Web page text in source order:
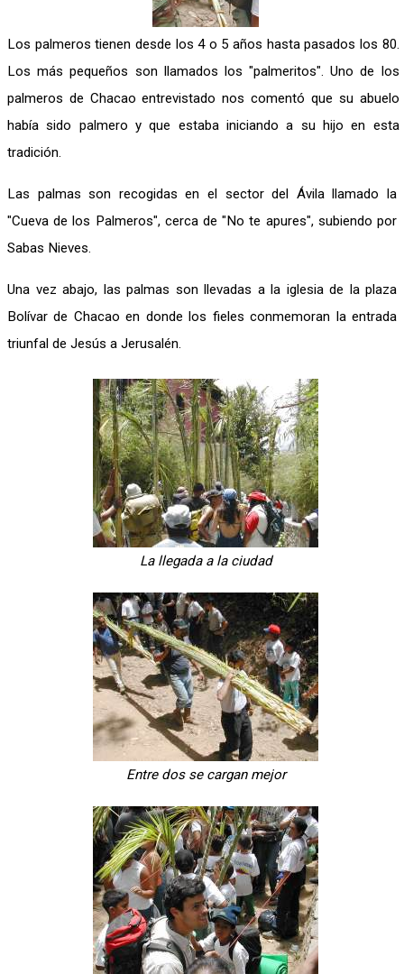
Los palmeros tienen desde los 4 o 5 años hasta pasados los 80.
Los más pequeños son llamados los "palmeritos". Uno de los
palmeros de Chacao entrevistado nos comentó que su abuelo
había sido palmero y que estaba iniciando a su hijo en esta
tradición.
Las palmas son recogidas en el sector del Ávila llamado la
"Cueva de los Palmeros", cerca de "No te apures", subiendo por
Sabas Nieves.
Una vez abajo, las palmas son llevadas a la iglesia de la plaza
Bolívar de Chacao en donde los fieles conmemoran la entrada
triunfal de Jesús a Jerusalén.
La llegada a la ciudad
Entre dos se cargan mejor